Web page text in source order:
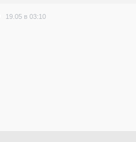
19.05 в 03:10